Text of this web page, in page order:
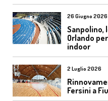
26 Giugno 2026
Sanpolino,
Orlando
indoor
2 Luglio 2026
Fersini a